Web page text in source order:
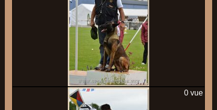
0 vue